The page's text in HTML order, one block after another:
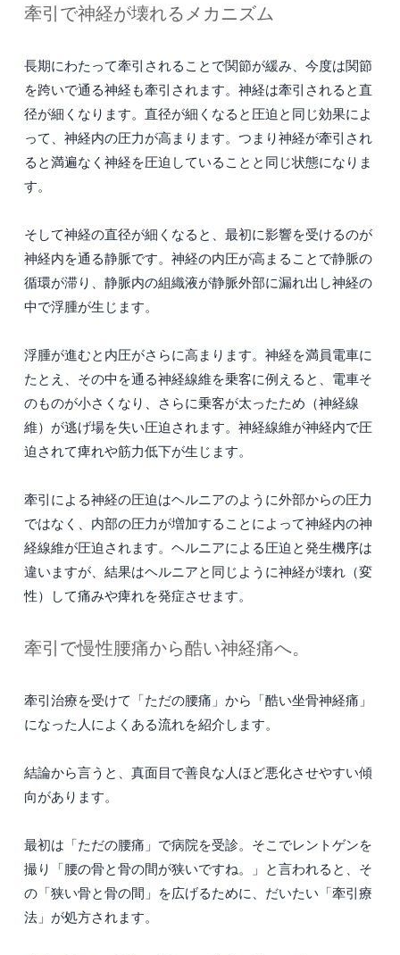
牽引で神経が壊れるメカニズム
長期にわたって牽引されることで関節が緩み、今度は関節
を跨いで通る神経も牽引されます。神経は牽引されると直
径が細くなります。直径が細くなると圧迫と同じ効果によ
って、神経内の圧力が高まります。つまり神経が牽引され
ると満遍なく神経を圧迫していることと同じ状態になりま
す。
そして神経の直径が細くなると、最初に影響を受けるのが
神経内を通る静脈です。神経の内圧が高まることで静脈の
循環が滞り、静脈内の組織液が静脈外部に漏れ出し神経の
中で浮腫が生じます。
浮腫が進むと内圧がさらに高まります。神経を満員電車に
たとえ、その中を通る神経線維を乗客に例えると、電車そ
のものが小さくなり、さらに乗客が太ったため（神経線
維）が逃げ場を失い圧迫されます。神経線維が神経内で圧
迫されて痺れや筋力低下が生じます。
牽引による神経の圧迫はヘルニアのように外部からの圧力
ではなく、内部の圧力が増加することによって神経内の神
経線維が圧迫されます。ヘルニアによる圧迫と発生機序は
違いますが、結果はヘルニアと同じように神経が壊れ（変
性）して痛みや痺れを発症させます。
牽引で慢性腰痛から酷い神経痛へ。
牽引治療を受けて「ただの腰痛」から「酷い坐骨神経痛」
になった人によくある流れを紹介します。
結論から言うと、真面目で善良な人ほど悪化させやすい傾
向があります。
最初は「ただの腰痛」で病院を受診。そこでレントゲンを
撮り「腰の骨と骨の間が狭いですね。」と言われると、そ
の「狭い骨と骨の間」を広げるために、だいたい「牽引療
法」が処方されます。